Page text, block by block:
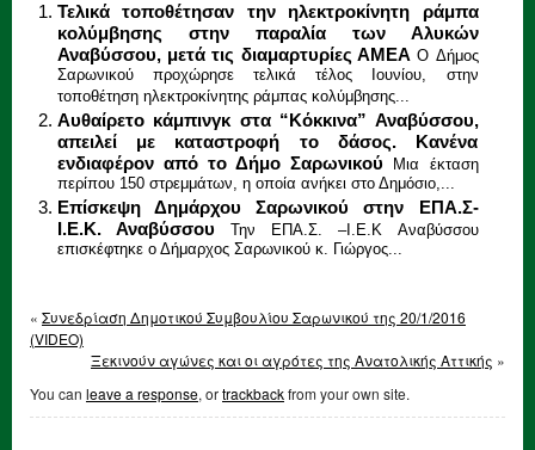
Τελικά τοποθέτησαν την ηλεκτροκίνητη ράμπα
κολύμβησης στην παραλία των Αλυκών
Αναβύσσου, μετά τις διαμαρτυρίες ΑΜΕΑ O Δήμος
Σαρωνικού προχώρησε τελικά τέλος Ιουνίου, στην
τοποθέτηση ηλεκτροκίνητης ράμπας κολύμβησης...
Αυθαίρετο κάμπινγκ στα “Κόκκινα” Αναβύσσου,
απειλεί με καταστροφή το δάσος. Κανένα
ενδιαφέρον από το Δήμο Σαρωνικού
Μια έκταση
περίπου 150 στρεμμάτων, η οποία ανήκει στο Δημόσιο,...
Επίσκεψη Δημάρχου Σαρωνικού στην ΕΠΑ.Σ-
Ι.Ε.Κ. Αναβύσσου
Την ΕΠΑ.Σ. –Ι.Ε.Κ Αναβύσσου
επισκέφτηκε ο Δήμαρχος Σαρωνικού κ. Γιώργος...
« Συνεδρίαση Δημοτικού Συμβουλίου Σαρωνικού της 20/1/2016
(VIDEO)
Ξεκινούν αγώνες και οι αγρότες της Ανατολικής Αττικής »
You can leave a response, ortrackbackfrom your own site.